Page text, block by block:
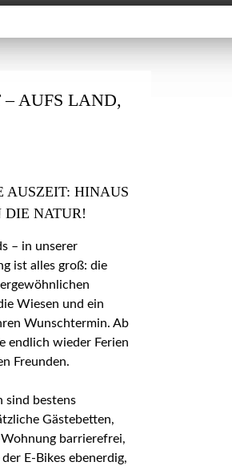
– AUFS LAND,
AUSZEIT: HINAUS
DIE NATUR!
– in unserer
ist alles groß: die
Wiesen und ein
Wunschtermin. Ab
endlich wieder Ferien
Freunden.
sind bestens
Gästebetten,
barrierefrei,
E-Bikes ebenerdig,